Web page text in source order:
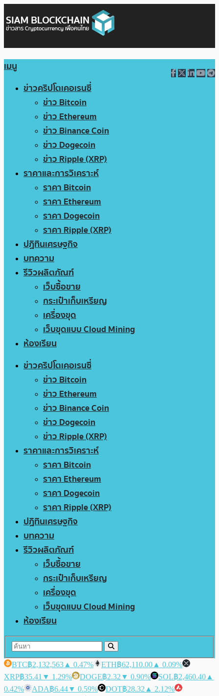
เมนู
ข่าวคริปโตเคอเรนซี่
ข่าว Bitcoin
ข่าว Ethereum
ข่าว Binance Coin
ข่าว Dogecoin
ข่าว Ripple (XRP)
ราคาและการวิเคราะห์
ราคา Bitcoin
ราคา Ethereum
ราคา Dogecoin
ราคา Ripple (XRP)
ปฏิทินเศรษฐกิจ
บทความ
รีวิวผลิตภัณฑ์
เว็บซื้อขาย
กระเป๋าเก็บเหรียญ
เครื่องขุด
เว็บขุดแบบ Cloud Mining
ห้องเรียน
ข่าวคริปโตเคอเรนซี่
ข่าว Bitcoin
ข่าว Ethereum
ข่าว Binance Coin
ข่าว Dogecoin
ข่าว Ripple (XRP)
ราคาและการวิเคราะห์
ราคา Bitcoin
ราคา Ethereum
ราคา Dogecoin
ราคา Ripple (XRP)
ปฏิทินเศรษฐกิจ
บทความ
รีวิวผลิตภัณฑ์
เว็บซื้อขาย
กระเป๋าเก็บเหรียญ
เครื่องขุด
เว็บขุดแบบ Cloud Mining
ห้องเรียน
BTC฿2,132,563 ▲ 0.47% ETH฿62,110.00 ▲ 0.09%
XRP฿35.41 ▼ 1.29% DOGE฿2.32 ▼ 0.90% SOL฿2,460.40 ▲
0.42%
ADA฿6.44▼ 0.59% DOT฿28.32 ▲ 2.12%